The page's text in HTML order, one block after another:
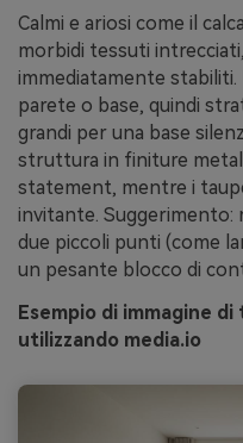
Calmi e ariosi come il
morbidi tessuti
immediatamente stabiliti.
parete o base, quindi
grandi per una base
struttura in finiture
statement, mentre i
invitante. Suggerimento:
due piccoli punti (come
un pesante blocco di
Esempio di immagine
utilizzando media.io